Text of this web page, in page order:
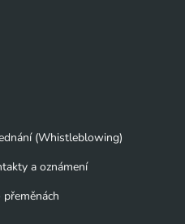
(Whistleblowing)
a oznámení